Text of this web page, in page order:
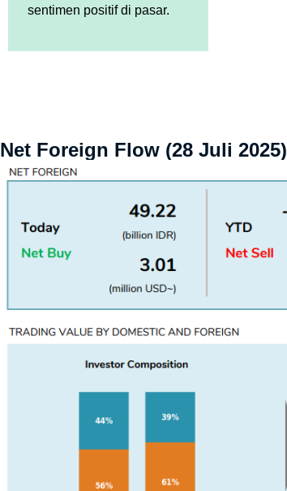
sentimen positif di pasar.
Net Foreign Flow (28 Juli 2025)